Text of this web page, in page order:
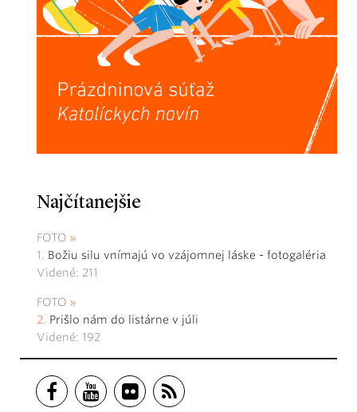
Najčítanejšie
FOTO
Božiu silu vnímajú vo vzájomnej láske - fotogaléria
Videné: 211
FOTO
Prišlo nám do listárne v júli
Videné: 192